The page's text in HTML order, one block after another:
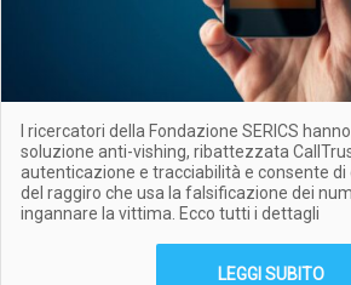
I ricercatori della Fondazione SERICS
soluzione anti-vishing, ribattezzata
autenticazione e tracciabilità e consente
del raggiro che usa la falsificazione dei
ingannare la vittima. Ecco tutti i dettagli
LEGGI SUBITO